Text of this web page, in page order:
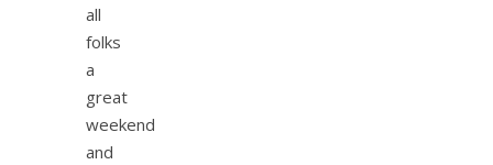
all
folks
a
great
weekend
and